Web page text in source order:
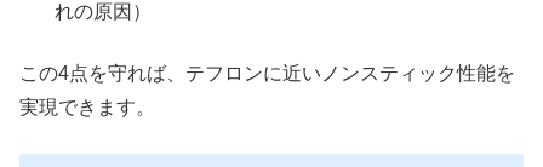
れの原因）
この4点を守れば、テフロンに近いノンスティック性能を
実現できます。